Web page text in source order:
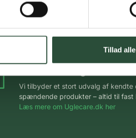
Tillad alle
Faste lave priser*
Stort udvalg af
Vi tilbyder et stort udvalg af kendte
spændende produkter – altid til fast
Læs mere om Uglecare.dk her